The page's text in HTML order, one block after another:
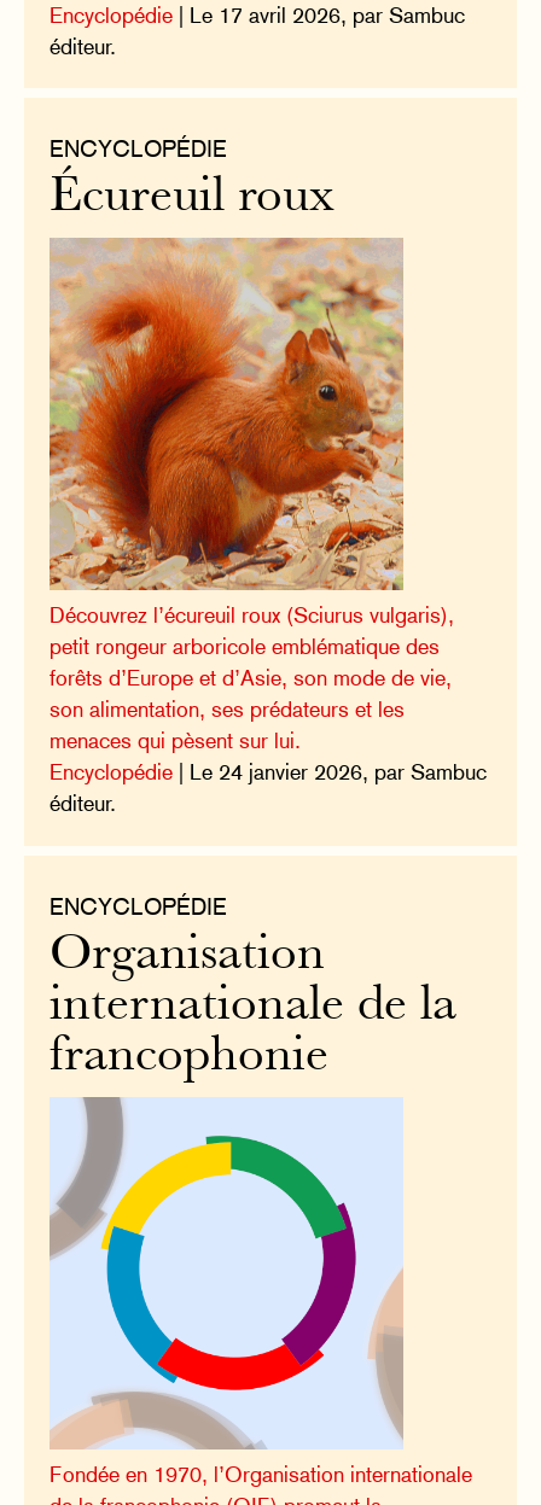
Encyclopédie | Le 17 avril 2026, par Sambuc
éditeur.
ENCYCLOPÉDIE
Écureuil roux
Découvrez l’écureuil roux (Sciurus vulgaris),
petit rongeur arboricole emblématique des
forêts d’Europe et d’Asie, son mode de vie,
son alimentation, ses prédateurs et les
menaces qui pèsent sur lui.
Encyclopédie | Le 24 janvier 2026, par Sambuc
éditeur.
ENCYCLOPÉDIE
Organisation
internationale de la
francophonie
Fondée en 1970, l’Organisation internationale